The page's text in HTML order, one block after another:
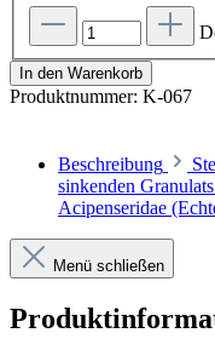
In den Warenkorb
Produktnummer: K-067
Beschreibung
sinkenden
Acipenseridae
Menü schließen